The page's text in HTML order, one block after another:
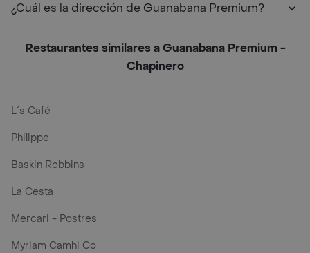
¿Cuál es la dirección de Guanabana Premium?
Restaurantes similares a Guanabana Premium -
Chapinero
L´s Café
Philippe
Baskin Robbins
La Cesta
Mercari - Postres
Myriam Camhi Co